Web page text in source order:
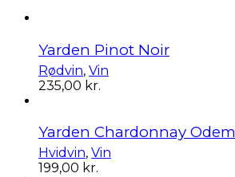
Yarden Pinot Noir
Rødvin, Vin
235,00 kr.
Yarden Chardonnay Odem
Hvidvin, Vin
199,00 kr.